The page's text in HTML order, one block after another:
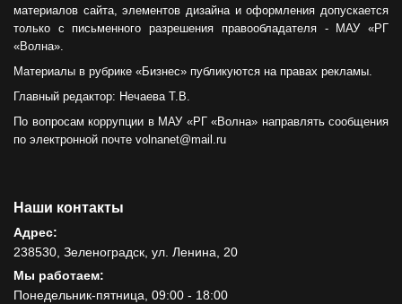
материалов сайта, элементов дизайна и оформления допускается
только с письменного разрешения правообладателя - МАУ «РГ
«Волна».
Материалы в рубрике «Бизнес» публикуются на правах рекламы.
Главный редактор: Нечаева Т.В.
По вопросам коррупции в МАУ «РГ «Волна» направлять сообщения
по электронной почте volnanet@mail.ru
Наши контакты
Адрес:
238530, Зеленоградск, ул. Ленина, 20
Мы работаем:
Понедельник-пятница, 09:00 - 18:00